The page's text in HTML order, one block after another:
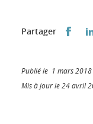
Partager
Publié le 1 mars 2018
Mis à jour le 24 avril